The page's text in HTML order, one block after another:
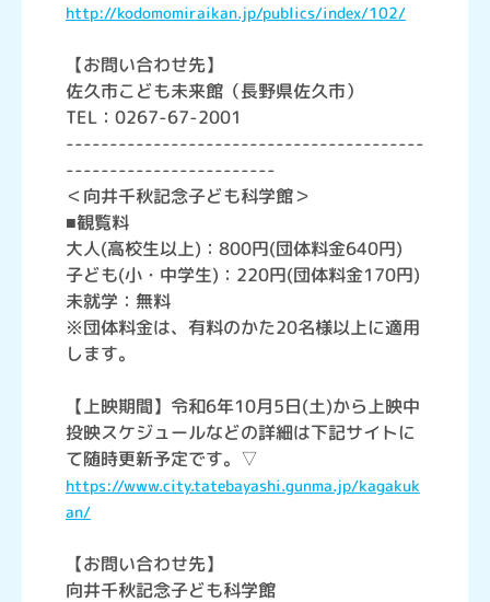
http://kodomomiraikan.jp/publics/index/102/
【お問い合わせ先】
佐久市こども未来館（長野県佐久市）
TEL：0267-67-2001
-----------------------------------------
------------------------
＜向井千秋記念子ども科学館＞
■観覧料
大人(高校生以上)：800円(団体料金640円)
子ども(小・中学生)：220円(団体料金170円)
未就学：無料
※団体料金は、有料のかた20名様以上に適用
します。
【上映期間】令和6年10月5日(土)から上映中
投映スケジュールなどの詳細は下記サイトに
て随時更新予定です。▽
https://www.city.tatebayashi.gunma.jp/kagakuk
an/
【お問い合わせ先】
向井千秋記念子ども科学館